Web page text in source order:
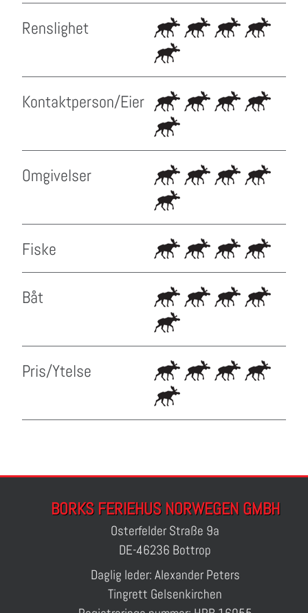
Renslighet
Kontaktperson/Eier
Omgivelser
Fiske
Båt
Pris/Ytelse
BORKS FERIEHUS NORWEGEN GMBH
Osterfelder Straße 9a
DE-46236 Bottrop
Daglig leder: Alexander Peters
Tingrett Gelsenkirchen